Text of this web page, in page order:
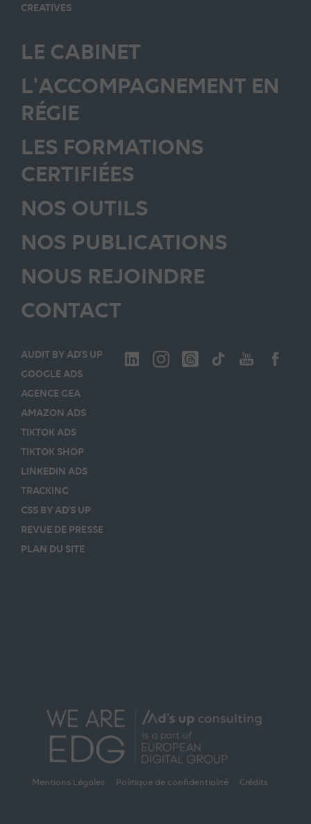
CREATIVES
LE CABINET
L'ACCOMPAGNEMENT EN
RÉGIE
LES FORMATIONS
CERTIFIÉES
NOS OUTILS
NOS PUBLICATIONS
NOUS REJOINDRE
CONTACT
AUDIT BY AD’S UP
GOOGLE ADS
AGENCE GEA
AMAZON ADS
TIKTOK ADS
TIKTOK SHOP
LINKEDIN ADS
TRACKING
CSS BY AD’S UP
REVUE DE PRESSE
PLAN DU SITE
Mentions Légales Politique de confidentialité Crédits